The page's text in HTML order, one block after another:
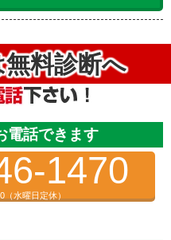
料診断へ
電話できます
1470
水曜日定休）